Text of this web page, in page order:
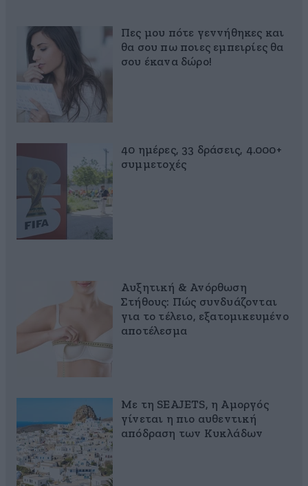
Πες μου πότε γεννήθηκες και
θα σου πω ποιες εμπειρίες θα
σου έκανα δώρο!
40 ημέρες, 33 δράσεις, 4.000+
συμμετοχές
Αυξητική & Ανόρθωση
Στήθους: Πώς συνδυάζονται
για το τέλειο, εξατομικευμένο
αποτέλεσμα
Με τη SEAJETS, η Αμοργός
γίνεται η πιο αυθεντική
απόδραση των Κυκλάδων